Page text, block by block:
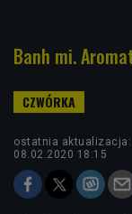
Banh mi.
ostatnia aktualizacja:
08.02.2020 18:15